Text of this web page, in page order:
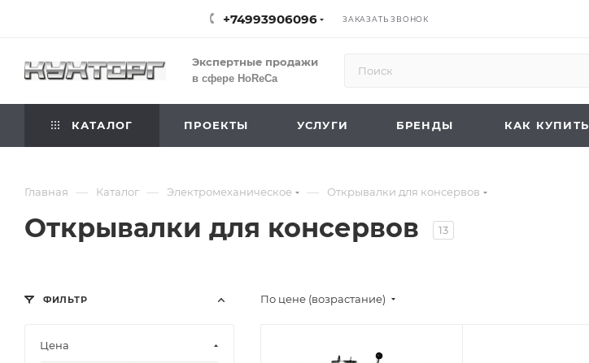
+74993906096 ЗАКАЗАТЬ ЗВОНОК
Экспертные продажи
в сфере HoReCa
КАТАЛОГ ПРОЕКТЫ УСЛУГИ БРЕНДЫ КАК КУПИТЬ
Главная — Каталог — Электромеханическое — Открывалки для консервов
Открывалки для консервов 13
По цене (возрастание)
ФИЛЬТР
Цена